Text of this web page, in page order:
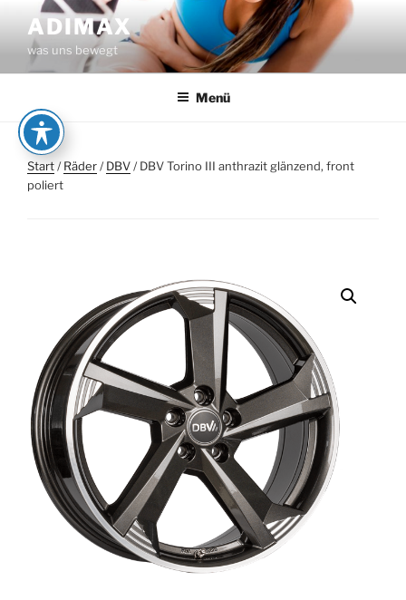
Inhalt
springen
ADIMAX
was uns bewegt
Menü
Start/Räder/DBV/ DBV Torino III anthrazit glänzend, front
poliert